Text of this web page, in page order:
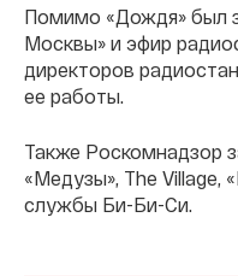
Помимо «Дождя» был
Москвы» и эфир
директоров
ее работы.
Также Роскомнадзор
«Медузы», The Village,
службы Би-Би-Си.